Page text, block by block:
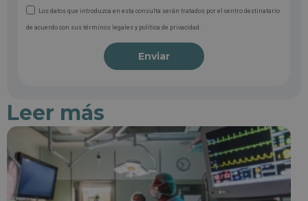
Los datos que introduzca en esta consulta serán tratados por el centro destinatario
de acuerdo con sus términos legales y política de privacidad.
Enviar
Leer más